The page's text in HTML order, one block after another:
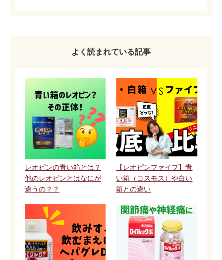
よく読まれている記事
レオピンの青い箱とは？
他のレオピンとはなにが
違うの？？
【レオピンファイブ】青
い箱（コスモス）や白い
箱との違い